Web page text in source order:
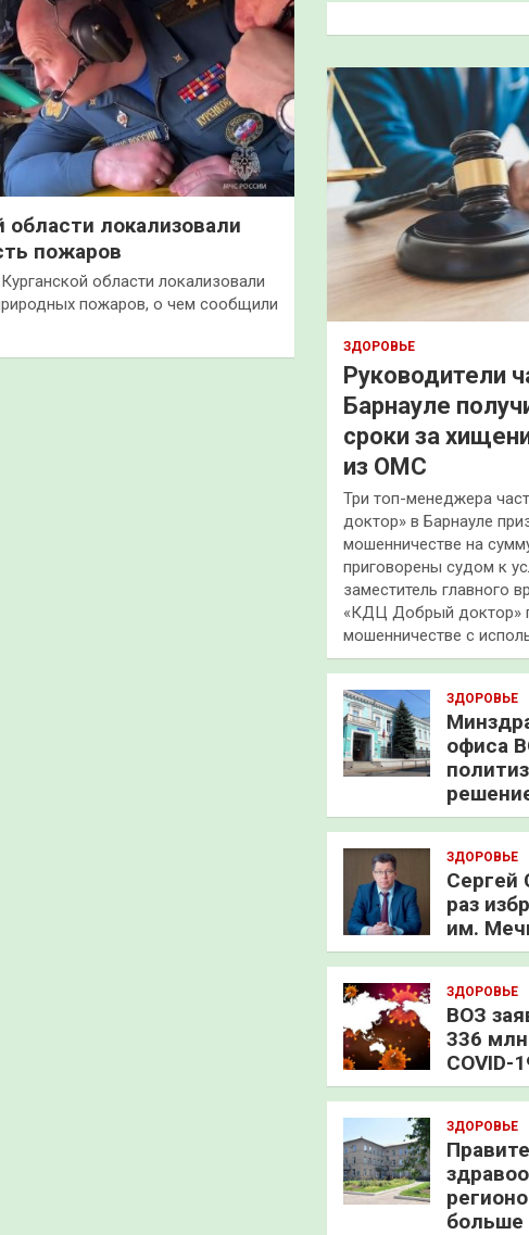
области локализовали
пожаров
области локализовали
пожаров, о чем сообщили
к
ЗДОРОВЬЕ
Руководители
Барнауле
сроки за
из ОМС
Три топ-менеджера
доктор» в Барнауле
мошенничестве на
приговорены судом к
заместитель главного
«КДЦ Добрый доктор»
мошенничестве с
ЗДОРОВЬЕ
офиса
ЗДОРОВЬЕ
Сергей
раз
им.
ЗДОРОВЬЕ
ВОЗ
336
COVID-
ЗДОРОВЬЕ
больше